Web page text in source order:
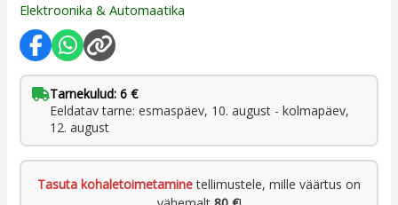
Elektroonika & Automaatika
Tarnekulud: 6 €
Eeldatav tarne: esmaspäev, 10. august - kolmapäev,
12. august
Tasuta kohaletoimetaminetellimustele, mille väärtus on